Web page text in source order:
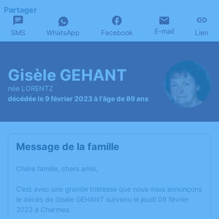
Partager
SMS WhatsApp Facebook E-mail Lien
Gisèle GEHANT
née LORENTZ
décédée le 9 février 2023 à l'âge de 89 ans
Message de la famille
Chère famille, chers amis,
C’est avec une grande tristesse que nous vous annonçons
le décès de Gisèle GEHANT survenu le jeudi 09 février
2023 à Charmes.